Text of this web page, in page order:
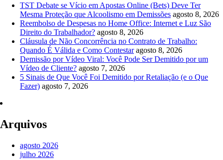
TST Debate se Vício em Apostas Online (Bets) Deve Ter
Mesma Proteção que Alcoolismo em Demissões agosto 8, 2026
Reembolso de Despesas no Home Office: Internet e Luz São
Direito do Trabalhador? agosto 8, 2026
Cláusula de Não Concorrência no Contrato de Trabalho:
Quando É Válida e Como Contestar agosto 8, 2026
Demissão por Vídeo Viral: Você Pode Ser Demitido por um
Vídeo de Cliente? agosto 7, 2026
5 Sinais de Que Você Foi Demitido por Retaliação (e o Que
Fazer) agosto 7, 2026
Arquivos
agosto 2026
julho 2026